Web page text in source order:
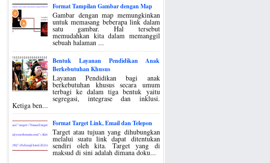
Format Tampilan Gambar dengan Map
Gambar dengan map memungkinkan
untuk memasang beberapa link dalam
satu gambar. Hal tersebut
memudahkan kita dalam memanggil
sebuah halaman ...
Bentuk Layanan Pendidikan Anak
Berkebutuhan Khusus
Layanan Pendidikan bagi anak
berkebutuhan khusus secara umum
terbagi ke dalam tiga bentuk yaitu
segregasi, integrase dan inklusi.
Ketiga ben...
Format Target Link, Email dan Telepon
Target atau tujuan yang dihubungkan
melalui suatu link dapat ditentukan
sendiri oleh kita. Target yang di
maksud di sini adalah dimana doku...